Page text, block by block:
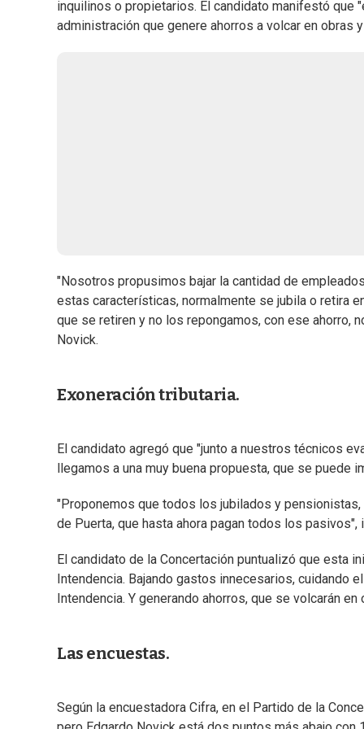
inquilinos o propietarios. El candidato manifestó que
administración que genere ahorros a volcar en obras
"Nosotros propusimos bajar la cantidad de
estas características, normalmente se jubila o retira
que se retiren y no los repongamos, con ese ahorro,
Novick.
Exoneración tributaria.
El candidato agregó que "junto a nuestros técnicos
llegamos a una muy buena propuesta, que se puede
"Proponemos que todos los jubilados y
de Puerta, que hasta ahora pagan todos los
El candidato de la Concertación puntualizó que esta
Intendencia. Bajando gastos innecesarios,
Intendencia. Y generando ahorros, que se volcarán
Las encuestas.
Según la encuestadora Cifra, en el Partido de la